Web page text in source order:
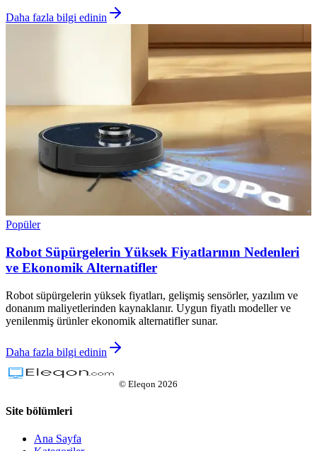
Daha fazla bilgi edinin
Popüler
Robot Süpürgelerin Yüksek Fiyatlarının Nedenleri
ve Ekonomik Alternatifler
Robot süpürgelerin yüksek fiyatları, gelişmiş sensörler, yazılım ve
donanım maliyetlerinden kaynaklanır. Uygun fiyatlı modeller ve
yenilenmiş ürünler ekonomik alternatifler sunar.
Daha fazla bilgi edinin
© Eleqon 2026
Site bölümleri
Ana Sayfa